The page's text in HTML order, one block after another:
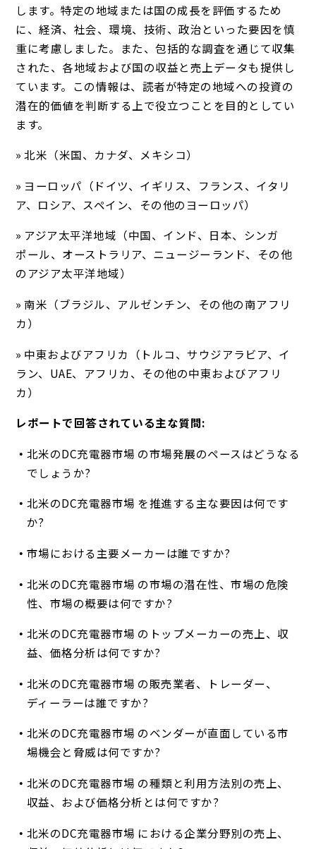
します。特定の地域または国の成長を評価するため
に、経済、社会、環境、技術、政治といった要因を慎
重に考慮しました。また、包括的な調査を通じて収集
された、各地域および国の収益と売上データも提供し
ています。この情報は、読者が特定の地域への投資の
潜在的価値を判断する上で役立つことを目的としてい
ます。
» 北米（米国、カナダ、メキシコ）
» ヨーロッパ（ドイツ、イギリス、フランス、イタリ
ア、ロシア、スペイン、その他のヨーロッパ）
» アジア太平洋地域（中国、インド、日本、シンガ
ポール、オーストラリア、ニュージーランド、その他
のアジア太平洋地域）
» 南米（ブラジル、アルゼンチン、その他の南アフリ
カ）
» 中東およびアフリカ（トルコ、サウジアラビア、イ
ラン、UAE、アフリカ、その他の中東およびアフリ
カ）
レポートで回答されている主な質問:
北米のDC充電器市場 の市場発展のペースはどうなる
でしょうか?
北米のDC充電器市場 を推進する主な要因は何です
か?
市場における主要メーカーは誰ですか?
北米のDC充電器市場 の市場の潜在性、市場の危険
性、市場の概要は何ですか?
北米のDC充電器市場 のトップメーカーの売上、収
益、価格分析は何ですか?
北米のDC充電器市場 の販売業者、トレーダー、
ディーラーは誰ですか?
北米のDC充電器市場 のベンダーが直面している市
場機会と脅威は何ですか?
北米のDC充電器市場 の種類と利用方法別の売上、
収益、および価格分析とは何ですか?
北米のDC充電器市場 における企業分野別の売上、